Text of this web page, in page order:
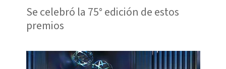
Se celebró la 75° edición de estos
premios